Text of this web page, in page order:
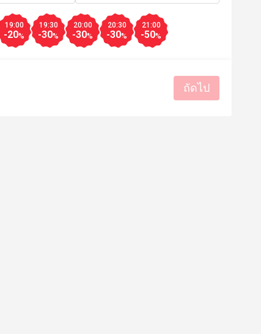
19:00
-20%
19:30
-30%
20:00
-30%
20:30
-30%
21:00
-50%
ถัดไป